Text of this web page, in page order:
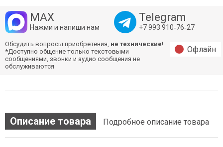
MAX
Нажми и напиши нам
Telegram
+7 993 910‑76‑27
Обсудить вопросы приобретения, не технические!
*Доступно общение только текстовыми
сообщениями, звонки и аудио сообщения не
обслуживаются
Офлайн
Описание товара Подробное описание товара